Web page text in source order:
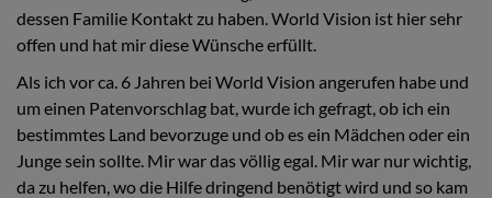
dessen Familie Kontakt zu haben. World Vision ist hier sehr
offen und hat mir diese Wünsche erfüllt.
Als ich vor ca. 6 Jahren bei World Vision angerufen habe und
um einen Patenvorschlag bat, wurde ich gefragt, ob ich ein
bestimmtes Land bevorzuge und ob es ein Mädchen oder ein
Junge sein sollte. Mir war das völlig egal. Mir war nur wichtig,
da zu helfen, wo die Hilfe dringend benötigt wird und so kam